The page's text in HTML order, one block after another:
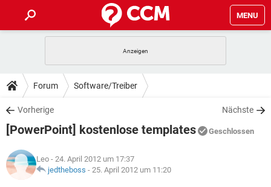
MENU
ANDROID IOS
WINDOWS 10
WHATSAPP TIKTOK
FACEBOOK
TIPPS & TRICKS
SPIELE
WHATSAPP
DOWNLOADS
SPIELE STREAMING
ANDROID
WINDOWS 10 INSTAGRAM
FORUM
SPIELE
LEXIKON
Forum Software/Treiber
Vorherige Nächste
[PowerPoint] kostenlose templates Geschlossen
Leo - 24. April 2012 um 17:37
jedtheboss - 25. April 2012 um 11:20